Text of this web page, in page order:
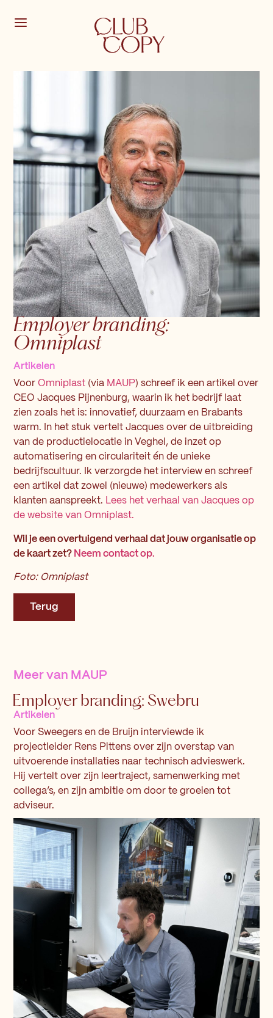
Employer branding:
Omniplast
Artikelen
Voor Omniplast (via MAUP) schreef ik een artikel over
CEO Jacques Pijnenburg, waarin ik het bedrijf laat
zien zoals het is: innovatief, duurzaam en Brabants
warm. In het stuk vertelt Jacques over de uitbreiding
van de productielocatie in Veghel, de inzet op
automatisering en circulariteit én de unieke
bedrijfscultuur. Ik verzorgde het interview en schreef
een artikel dat zowel (nieuwe) medewerkers als
klanten aanspreekt. Lees het verhaal van Jacques op
de website van Omniplast.
Wil je een overtuigend verhaal dat jouw organisatie op
de kaart zet? Neem contact op.
Foto: Omniplast
Terug
Meer van MAUP
Employer branding: Swebru
Artikelen
Voor Sweegers en de Bruijn interviewde ik
projectleider Rens Pittens over zijn overstap van
uitvoerende installaties naar technisch advieswerk.
Hij vertelt over zijn leertraject, samenwerking met
collega’s, en zijn ambitie om door te groeien tot
adviseur.